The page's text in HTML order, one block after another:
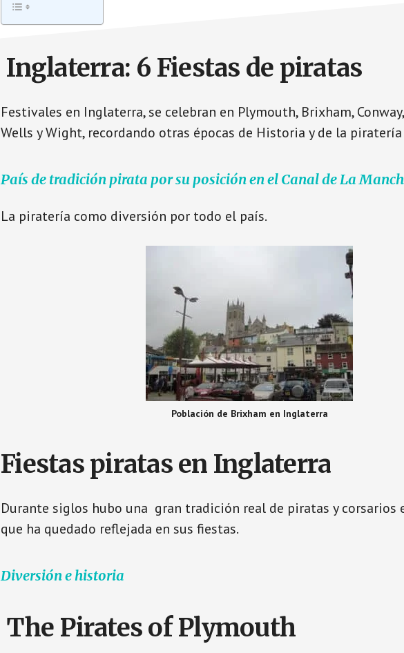
Inglaterra: 6 Fiestas de piratas
Festivales en Inglaterra, se celebran en Plymouth, Brixham,
Wells y Wight, recordando otras épocas de Historia y de la piratería
País de tradición pirata por su posición en el Canal de La
La piratería como diversión por todo el país.
Población de Brixham en Inglaterra
Fiestas piratas en Inglaterra
Durante siglos hubo una gran tradición real de piratas y corsarios
que ha quedado reflejada en sus fiestas.
Diversión e historia
The Pirates of Plymouth